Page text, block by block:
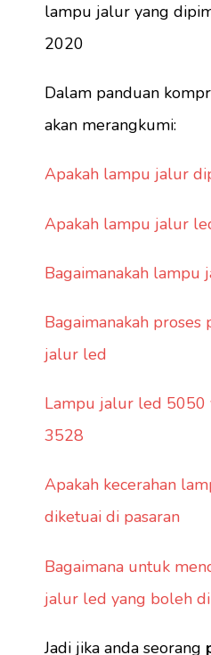
lampu jalur yang
2020
Dalam panduan
akan merangkumi:
Apakah lampu jalur
Apakah lampu jalur
Bagaimanakah lampu
Bagaimanakah
jalur led
Lampu jalur led
3528
Apakah kecerahan
diketuai di pasaran
Bagaimana untuk
jalur led yang boleh
Jadi jika anda seorang